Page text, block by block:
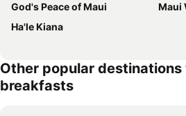
God's Peace of Maui
Maui
Ha'le Kiana
Other popular
breakfasts